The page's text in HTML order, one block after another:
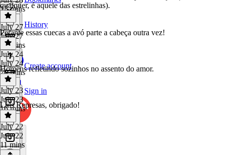
History
Create account
Sign in
13 mins
qualquer, é aquele das estrelinhas).
July 27
July 27
15 mins
Perante essas cuecas a avó parte a cabeça outra vez!
July 24
July 24
20 mins
Homens refletindo sozinhos no assento do amor.
July 23
July 23
16 mins
Luís Represas, obrigado!
July 22
July 22
11 mins